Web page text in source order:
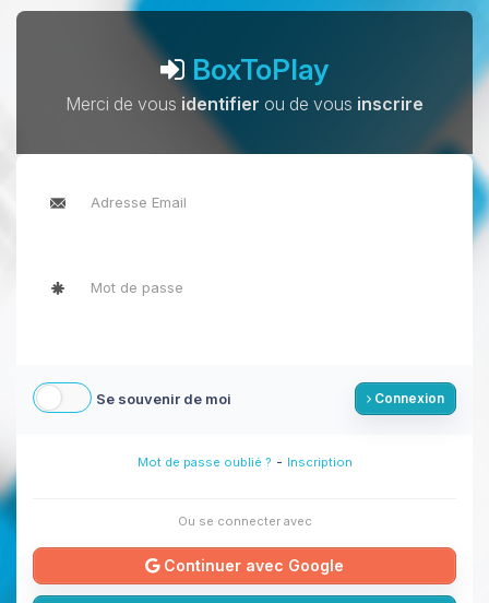
BoxToPlay
Merci de vous identifier ou de vous inscrire
Se souvenir de moi Connexion
Mot de passe oublié ? - Inscription
Ou se connecter avec
Continuer avec Google